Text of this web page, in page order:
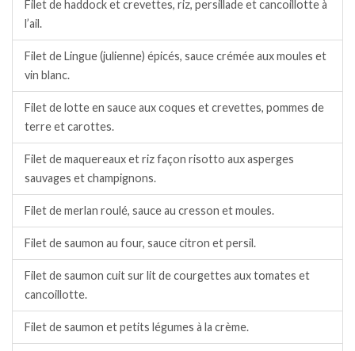
Filet de haddock et crevettes, riz, persillade et cancoillotte à
l’ail.
Filet de Lingue (julienne) épicés, sauce crémée aux moules et
vin blanc.
Filet de lotte en sauce aux coques et crevettes, pommes de
terre et carottes.
Filet de maquereaux et riz façon risotto aux asperges
sauvages et champignons.
Filet de merlan roulé, sauce au cresson et moules.
Filet de saumon au four, sauce citron et persil.
Filet de saumon cuit sur lit de courgettes aux tomates et
cancoillotte.
Filet de saumon et petits légumes à la crème.